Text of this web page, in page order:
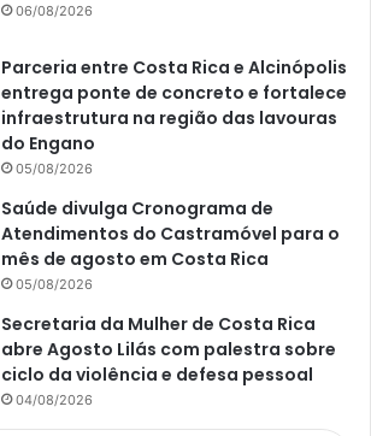
06/08/2026
Parceria entre Costa Rica e Alcinópolis
entrega ponte de concreto e fortalece
infraestrutura na região das lavouras
do Engano
05/08/2026
Saúde divulga Cronograma de
Atendimentos do Castramóvel para o
mês de agosto em Costa Rica
05/08/2026
Secretaria da Mulher de Costa Rica
abre Agosto Lilás com palestra sobre
ciclo da violência e defesa pessoal
04/08/2026